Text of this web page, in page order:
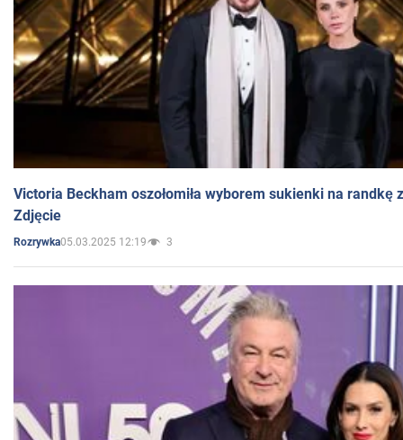
Victoria Beckham oszołomiła wyborem sukienki na randkę
Zdjęcie
Rozrywka05.03.2025 12:19 3